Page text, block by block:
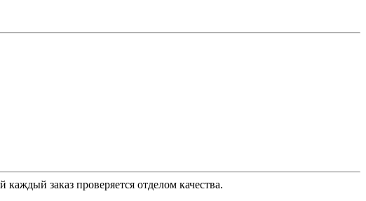
заказ проверяется отделом качества.